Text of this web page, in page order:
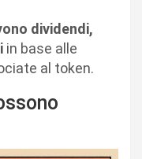
dividendi,
in base alle
al token.